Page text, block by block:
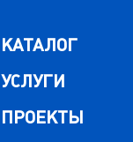
КАТАЛОГ
УСЛУГИ
ПРОЕКТЫ